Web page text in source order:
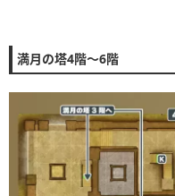
満月の塔4階〜6階